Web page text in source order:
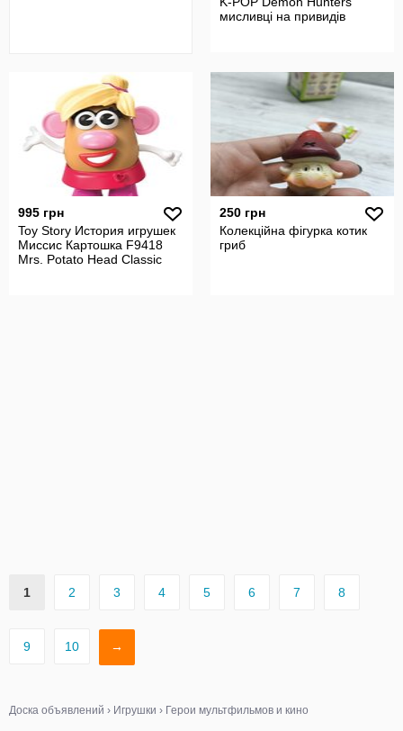
мисливці на привидів
995 грн
Toy Story История игрушек
Миссис Картошка F9418
Mrs. Potato Head Classic
250 грн
Колекційна фігурка котик
гриб
1 2 3 4 5 6 7 8
9 10 →
Доска объявлений › Игрушки › Герои мультфильмов и кино